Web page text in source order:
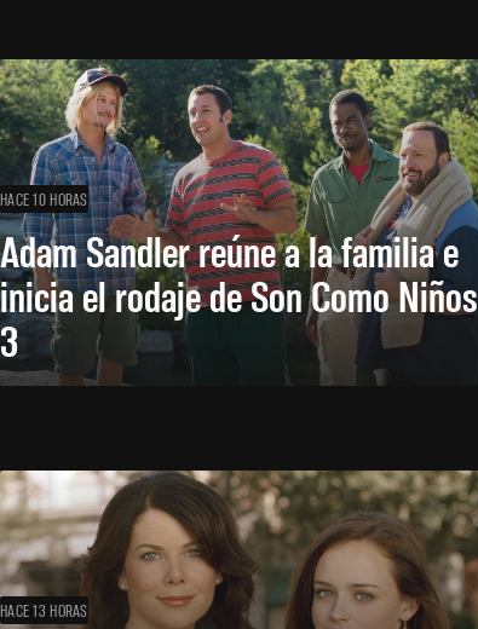
HACE 10 HORAS
Adam Sandler reúne a la familia e
inicia el rodaje de Son Como Niños
3
HACE 13 HORAS